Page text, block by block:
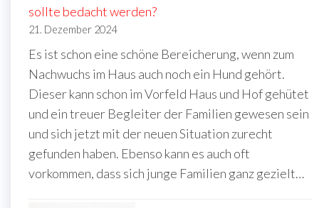
sollte bedacht werden?
21. Dezember 2024
Es ist schon eine schöne Bereicherung, wenn zum
Nachwuchs im Haus auch noch ein Hund gehört.
Dieser kann schon im Vorfeld Haus und Hof gehütet
und ein treuer Begleiter der Familien gewesen sein
und sich jetzt mit der neuen Situation zurecht
gefunden haben. Ebenso kann es auch oft
vorkommen, dass sich junge Familien ganz gezielt…